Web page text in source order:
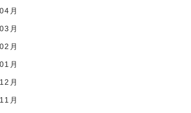
月
月
月
月
月
月